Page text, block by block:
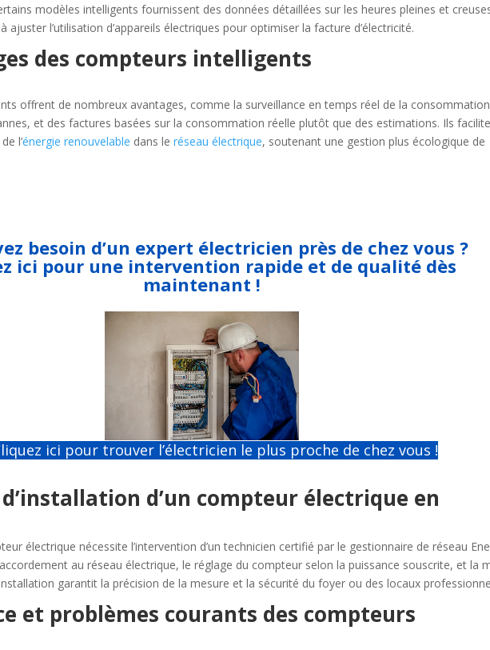
modèles intelligents fournissent des données détaillées sur les heures pleines et
ajuster l’utilisation d’appareils électriques pour optimiser la facture d’électricité.
des compteurs intelligents
offrent de nombreux avantages, comme la surveillance en temps réel de la
et des factures basées sur la consommation réelle plutôt que des estimations. Ils
l’énergie renouvelable dans leréseau électrique, soutenant une gestion plus écologique de
besoin d’un expert électricien près de chez vous ?
ici pour une intervention rapide et de qualité dès
maintenant !
ici pour trouver l’électricien le plus proche de chez vous !
d’un compteur électrique en
électrique nécessite l’intervention d’un technicien certifié par le gestionnaire de réseau
au réseau électrique, le réglage du compteur selon la puissance souscrite, et la
garantit la précision de la mesure et la sécurité du foyer ou des locaux
et problèmes courants des compteurs